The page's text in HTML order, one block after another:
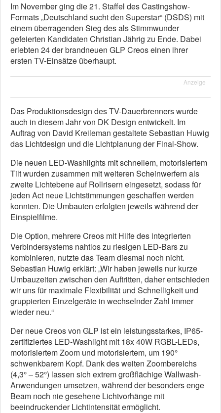
Im November ging die 21. Staffel des Castingshow-
Formats „Deutschland sucht den Superstar“ (DSDS) mit
einem überragenden Sieg des als Stimmwunder
gefeierten Kandidaten Christian Jährig zu Ende. Dabei
erlebten 24 der brandneuen GLP Creos einen ihrer
ersten TV-Einsätze überhaupt.
Anzeige
Das Produktionsdesign des TV-Dauerbrenners wurde
auch in diesem Jahr von DK Design entwickelt. Im
Auftrag von David Kreileman gestaltete Sebastian Huwig
das Lichtdesign und die Lichtplanung der Final-Show.
Die neuen LED-Washlights mit schnellem, motorisiertem
Tilt wurden zusammen mit weiteren Scheinwerfern als
zweite Lichtebene auf Rollrisern eingesetzt, sodass für
jeden Act neue Lichtstimmungen geschaffen werden
konnten. Die Umbauten erfolgten jeweils während der
Einspielfilme.
Die Option, mehrere Creos mit Hilfe des integrierten
Verbindersystems nahtlos zu riesigen LED-Bars zu
kombinieren, nutzte das Team diesmal noch nicht.
Sebastian Huwig erklärt: „Wir haben jeweils nur kurze
Umbauzeiten zwischen den Auftritten, daher entschieden
wir uns für maximale Flexibilität und Schnelligkeit und
gruppierten Einzelgeräte in wechselnder Zahl immer
wieder neu.“
Der neue Creos von GLP ist ein leistungsstarkes, IP65-
zertifiziertes LED-Washlight mit 18x 40W RGBL-LEDs,
motorisiertem Zoom und motorisiertem, um 190°
schwenkbarem Kopf. Dank des weiten Zoombereichs
(4,3° – 52°) lassen sich extrem großflächige Wallwash-
Anwendungen umsetzen, während der besonders enge
Beam noch nie gesehene Lichtvorhänge mit
beeindruckender Lichtintensität ermöglicht.